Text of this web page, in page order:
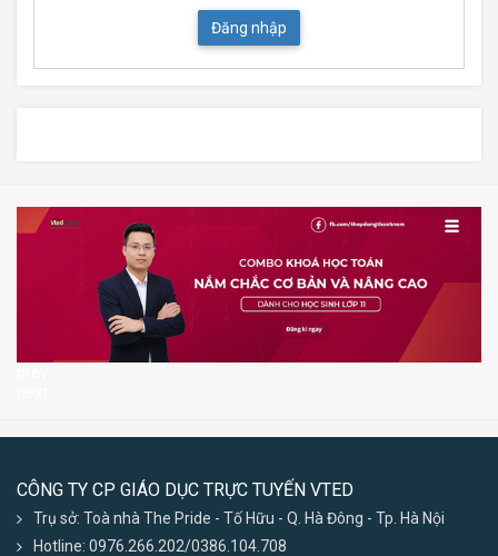
Đăng nhập
CÔNG TY CP GIÁO DỤC TRỰC TUYẾN VTED
Trụ sở: Toà nhà The Pride - Tố Hữu - Q. Hà Đông - Tp. Hà Nội
Hotline: 0976.266.202/0386.104.708